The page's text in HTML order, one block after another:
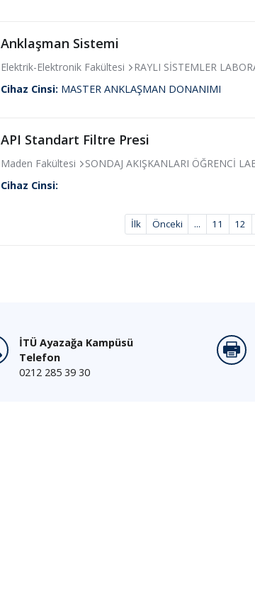
Anklaşman Sistemi
Elektrik-Elektronik Fakültesi
RAYLI SİSTEMLER
Cihaz Cinsi: MASTER ANKLAŞMAN DONANIMI
API Standart Filtre Presi
Maden Fakültesi
SONDAJ AKIŞKANLARI ÖĞRENCİ
Cihaz Cinsi:
İlk Önceki ... 11 12
İTÜ Ayazağa Kampüsü
Telefon
0212 285 39 30